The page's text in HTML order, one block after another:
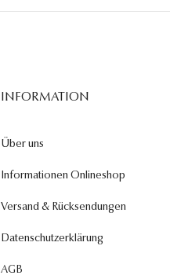
INFORMATION
Über uns
Informationen Onlineshop
Versand & Rücksendungen
Datenschutzerklärung
AGB